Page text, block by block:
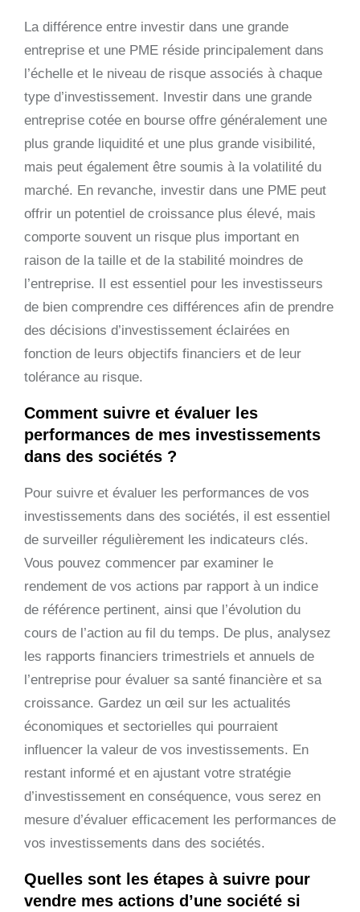
La différence entre investir dans une grande
entreprise et une PME réside principalement dans
l’échelle et le niveau de risque associés à chaque
type d’investissement. Investir dans une grande
entreprise cotée en bourse offre généralement une
plus grande liquidité et une plus grande visibilité,
mais peut également être soumis à la volatilité du
marché. En revanche, investir dans une PME peut
offrir un potentiel de croissance plus élevé, mais
comporte souvent un risque plus important en
raison de la taille et de la stabilité moindres de
l’entreprise. Il est essentiel pour les investisseurs
de bien comprendre ces différences afin de prendre
des décisions d’investissement éclairées en
fonction de leurs objectifs financiers et de leur
tolérance au risque.
Comment suivre et évaluer les
performances de mes investissements
dans des sociétés ?
Pour suivre et évaluer les performances de vos
investissements dans des sociétés, il est essentiel
de surveiller régulièrement les indicateurs clés.
Vous pouvez commencer par examiner le
rendement de vos actions par rapport à un indice
de référence pertinent, ainsi que l’évolution du
cours de l’action au fil du temps. De plus, analysez
les rapports financiers trimestriels et annuels de
l’entreprise pour évaluer sa santé financière et sa
croissance. Gardez un œil sur les actualités
économiques et sectorielles qui pourraient
influencer la valeur de vos investissements. En
restant informé et en ajustant votre stratégie
d’investissement en conséquence, vous serez en
mesure d’évaluer efficacement les performances de
vos investissements dans des sociétés.
Quelles sont les étapes à suivre pour
vendre mes actions d’une société si